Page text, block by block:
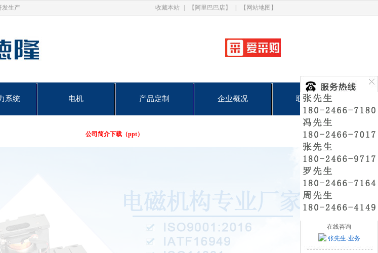
收藏本站 【阿里巴巴店】 【网站地图】
发生产
系统 电机 产品定制 企业概况 联系我们
公司简介下载（ppt）
在线咨询
张先生-业务